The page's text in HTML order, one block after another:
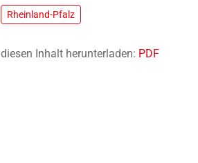
Rheinland-Pfalz
diesen Inhalt herunterladen: PDF